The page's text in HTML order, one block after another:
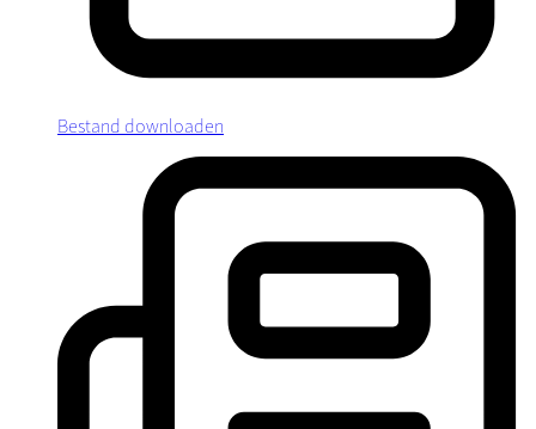
Bestand downloaden